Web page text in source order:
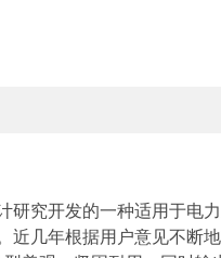
研究开发的一种适用于电
近几年根据用户意见不断